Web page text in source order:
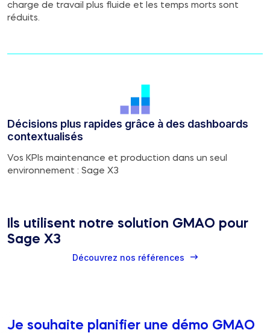
charge de travail plus fluide et les temps morts sont
réduits.
Décisions plus rapides grâce à des dashboards
contextualisés
Vos KPIs maintenance et production dans un seul
environnement : Sage X3
Ils utilisent notre solution GMAO pour
Sage X3
Découvrez nos références
Je souhaite planifier une démo GMAO